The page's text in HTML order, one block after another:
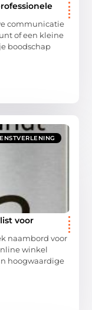
communicatie
of een kleine
boodschap
voor
naambord voor
winkel
hoogwaardige